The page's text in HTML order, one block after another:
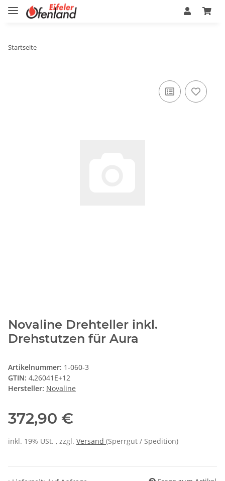
Startseite
Novaline Drehteller inkl.
Drehstutzen für Aura
Artikelnummer: 1-060-3
GTIN: 4,26041E+12
Hersteller: Novaline
372,90 €
inkl. 19% USt. , zzgl. Versand (Sperrgut / Spedition)